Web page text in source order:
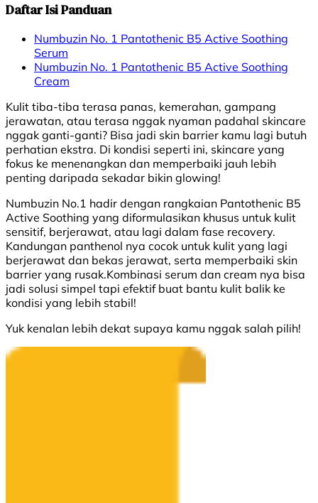
Daftar Isi Panduan
Numbuzin No. 1 Pantothenic B5 Active Soothing
Serum
Numbuzin No. 1 Pantothenic B5 Active Soothing
Cream
Kulit tiba-tiba terasa panas, kemerahan, gampang
jerawatan, atau terasa nggak nyaman padahal skincare
nggak ganti-ganti? Bisa jadi skin barrier kamu lagi butuh
perhatian ekstra. Di kondisi seperti ini, skincare yang
fokus ke menenangkan dan memperbaiki jauh lebih
penting daripada sekadar bikin glowing!
Numbuzin No.1 hadir dengan rangkaian Pantothenic B5
Active Soothing yang diformulasikan khusus untuk kulit
sensitif, berjerawat, atau lagi dalam fase recovery.
Kandungan panthenol nya cocok untuk kulit yang lagi
berjerawat dan bekas jerawat, serta memperbaiki skin
barrier yang rusak.Kombinasi serum dan cream nya bisa
jadi solusi simpel tapi efektif buat bantu kulit balik ke
kondisi yang lebih stabil!
Yuk kenalan lebih dekat supaya kamu nggak salah pilih!